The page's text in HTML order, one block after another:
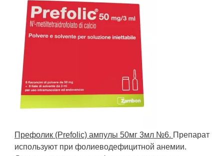
Префолик (Prefolic) ампулы 50мг 3мл №6. Препарат
используют при фолиеводефицитной анемии.